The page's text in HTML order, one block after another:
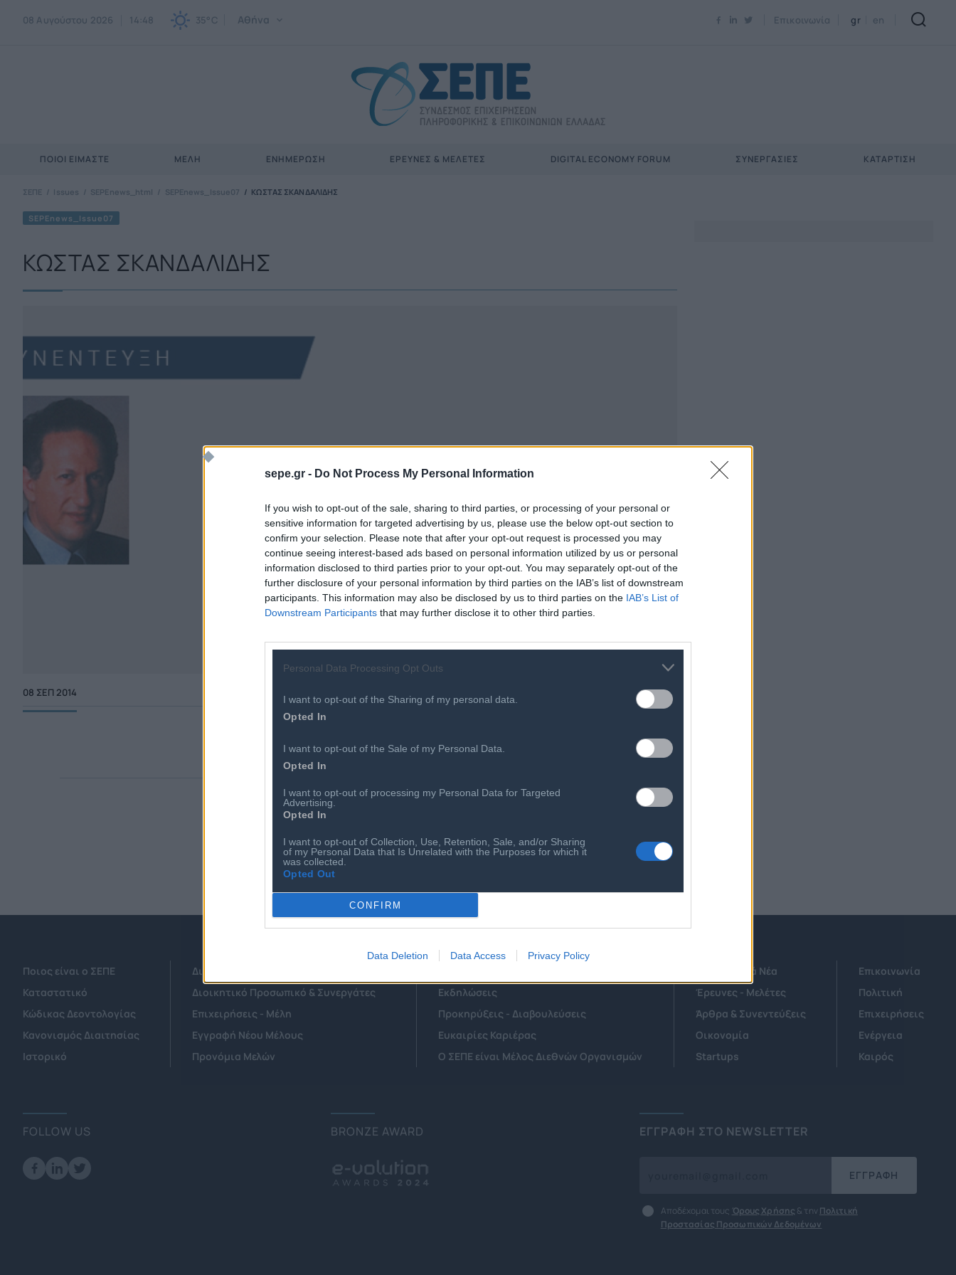
sepe.gr - Do Not Process My Personal Information
If you wish to opt-out of the sale, sharing to third parties, or processing of your personal or
sensitive information for targeted advertising by us, please use the below opt-out section to
confirm your selection. Please note that after your opt-out request is processed you may
continue seeing interest-based ads based on personal information utilized by us or personal
information disclosed to third parties prior to your opt-out. You may separately opt-out of the
further disclosure of your personal information by third parties on the IAB’s list of downstream
participants. This information may also be disclosed by us to third parties on the IAB’s List of
Downstream Participants that may further disclose it to other third parties.
Personal Data Processing Opt Outs
I want to opt-out of the Sharing of my personal data.
Opted In
I want to opt-out of the Sale of my Personal Data.
Opted In
I want to opt-out of processing my Personal Data for Targeted
Advertising.
Opted In
I want to opt-out of Collection, Use, Retention, Sale, and/or Sharing
of my Personal Data that Is Unrelated with the Purposes for which it
was collected.
Opted Out
CONFIRM
Data Deletion Data Access Privacy Policy
08 Αυγούστου 2026 14:48 35°C Αθήνα Επικοινωνία gr en
ΠΟΙΟΙ ΕΊΜΑΣΤΕ ΜΈΛΗ ΕΝΗΜΕΡΩΣΗ ΈΡΕΥΝΕΣ & ΜΕΛΈΤΕΣ DIGITAL ECONOMY FORUM ΣΥΝΕΡΓΑΣΊΕΣ ΚΑΤΆΡΤΙΣΗ
ΣΕΠΕ Issues SEPEnews_html SEPEnews_Issue07 ΚΩΣΤΑΣ ΣΚΑΝΔΑΛΙΔΗΣ
SEPEnews_Issue07
ΚΩΣΤΑΣ ΣΚΑΝΔΑΛΙΔΗΣ
08 ΣΕΠ 2014
Ποιος είναι ο ΣΕΠΕ
Καταστατικό
Κώδικας Δεοντολογίας
Κανονισμός Διαιτησίας
Ιστορικό
Διοικητικό Συμβούλιο/ Αιρετά Όργανα
Διοικητικό Προσωπικό & Συνεργάτες
Επιχειρήσεις - Μέλη
Εγγραφή Νέου Μέλους
Προνόμια Μελών
Εκδηλώσεις
Προκηρύξεις - Διαβουλεύσεις
Ευκαιρίες Καριέρας
Ο ΣΕΠΕ είναι Μέλος Διεθνών Οργανισμών
Τεχνολογικά Νέα
Έρευνες - Μελέτες
Άρθρα & Συνεντεύξεις
Οικονομία
Startups
Επικοινωνία
Πολιτική
Επιχειρήσεις
Ενέργεια
Καιρός
FOLLOW US BRONZE AWARD ΕΓΓΡΑΦΗ ΣΤΟ NEWSLETTER
Newsletter Email*
ΕΓΓΡΑΦΗ
Αποδέχομαι τους Όρους Χρήσης & την Πολιτική
Προστασίας Προσωπικών Δεδομένων